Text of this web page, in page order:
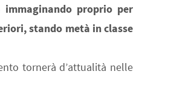
proprio per
stando metà in classe
tornerà d’attualità nelle